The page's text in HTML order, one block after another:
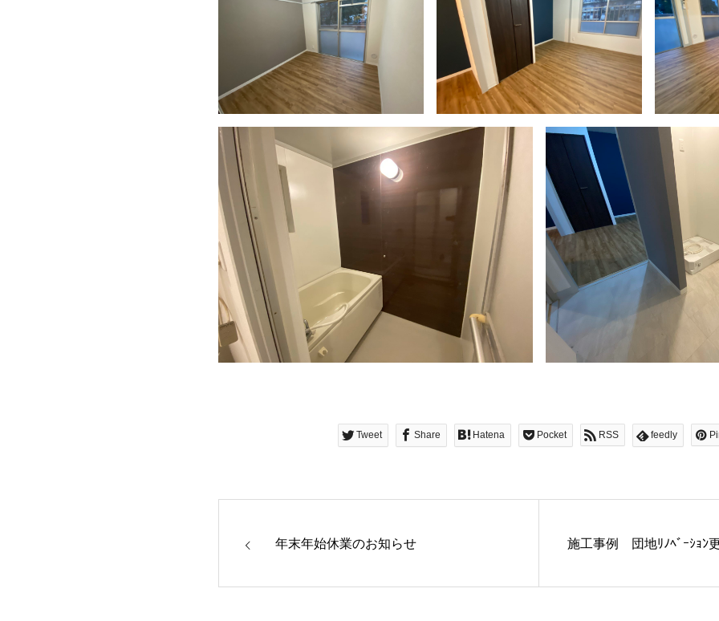
Tweet Share Hatena Pocket RSS feedly
年末年始休業のお知らせ 施工事例 団地ﾘﾉﾍﾞｰｼｮﾝ